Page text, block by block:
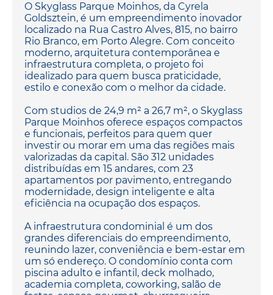
O Skyglass Parque Moinhos, da Cyrela
Goldsztein, é um empreendimento inovador
localizado na Rua Castro Alves, 815, no bairro
Rio Branco, em Porto Alegre. Com conceito
moderno, arquitetura contemporânea e
infraestrutura completa, o projeto foi
idealizado para quem busca praticidade,
estilo e conexão com o melhor da cidade.
Com studios de 24,9 m² a 26,7 m², o Skyglass
Parque Moinhos oferece espaços compactos
e funcionais, perfeitos para quem quer
investir ou morar em uma das regiões mais
valorizadas da capital. São 312 unidades
distribuídas em 15 andares, com 23
apartamentos por pavimento, entregando
modernidade, design inteligente e alta
eficiência na ocupação dos espaços.
A infraestrutura condominial é um dos
grandes diferenciais do empreendimento,
reunindo lazer, conveniência e bem-estar em
um só endereço. O condomínio conta com
piscina adulto e infantil, deck molhado,
academia completa, coworking, salão de